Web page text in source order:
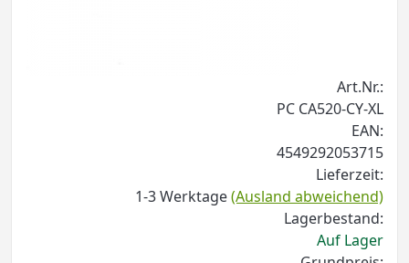
Art.Nr.:
PC CA520-CY-XL
EAN:
4549292053715
Lieferzeit:
1-3 Werktage(Ausland abweichend)
Lagerbestand:
Auf Lager